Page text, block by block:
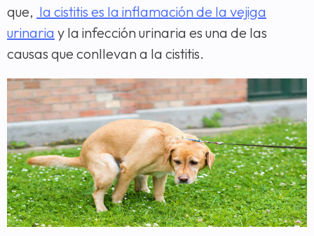
que, la cistitis es la inflamación de la vejiga
urinaria y la infección urinaria es una de las
causas que conllevan a la cistitis.